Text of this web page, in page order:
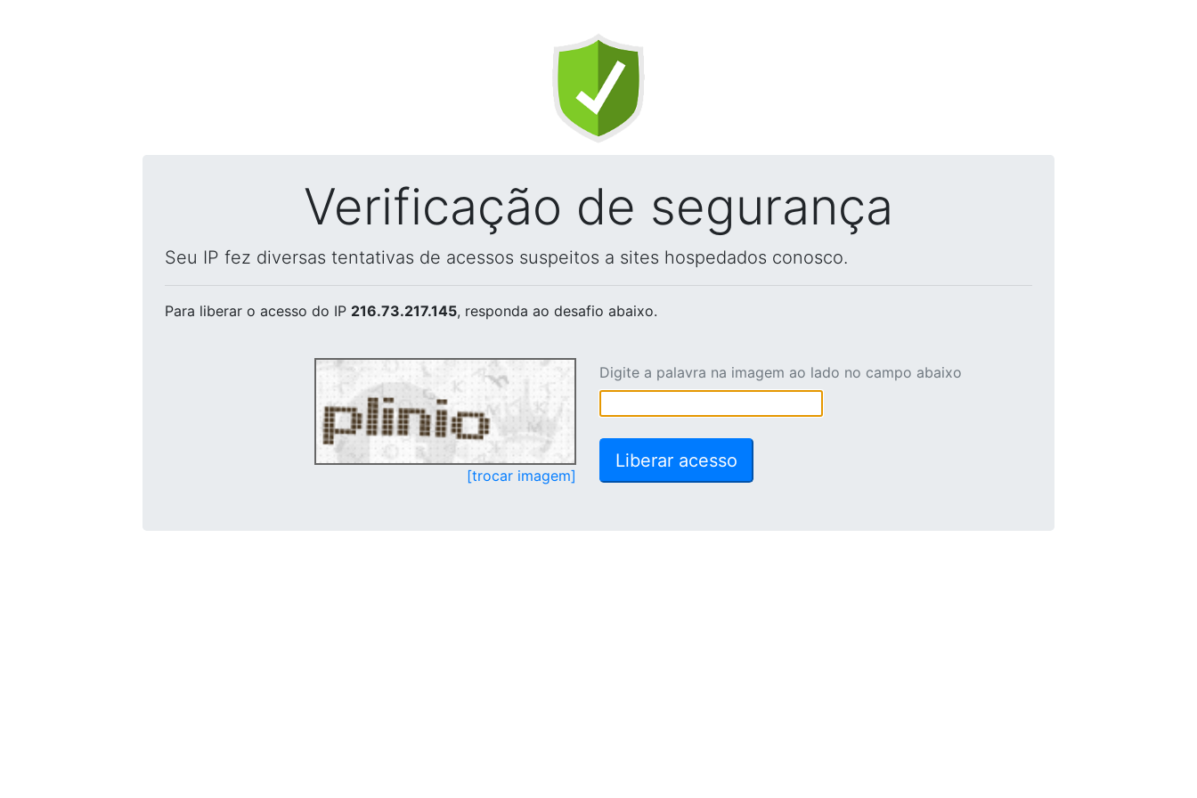
Verificação de segurança
Seu IP fez diversas tentativas de acessos suspeitos a sites hospedados conosco.
Para liberar o acesso do IP 216.73.217.145, responda ao desafio abaixo.
[trocar imagem]
Digite a palavra na imagem ao lado no campo abaixo